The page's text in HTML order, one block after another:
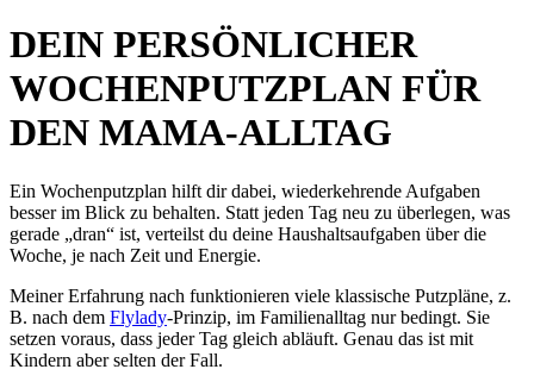
DEIN PERSÖNLICHER
WOCHENPUTZPLAN FÜR
DEN MAMA-ALLTAG
Ein Wochenputzplan hilft dir dabei, wiederkehrende Aufgaben
besser im Blick zu behalten. Statt jeden Tag neu zu überlegen, was
gerade „dran“ ist, verteilst du deine Haushaltsaufgaben über die
Woche, je nach Zeit und Energie.
Meiner Erfahrung nach funktionieren viele klassische Putzpläne, z.
B. nach dem Flylady-Prinzip, im Familienalltag nur bedingt. Sie
setzen voraus, dass jeder Tag gleich abläuft. Genau das ist mit
Kindern aber selten der Fall.